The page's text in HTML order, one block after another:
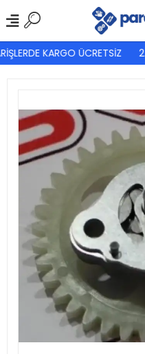
KARGO ÜCRETSİZ